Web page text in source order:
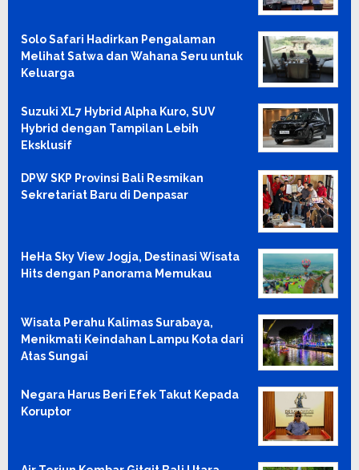
Solo Safari Hadirkan Pengalaman
Melihat Satwa dan Wahana Seru untuk
Keluarga
Suzuki XL7 Hybrid Alpha Kuro, SUV
Hybrid dengan Tampilan Lebih
Eksklusif
DPW SKP Provinsi Bali Resmikan
Sekretariat Baru di Denpasar
HeHa Sky View Jogja, Destinasi Wisata
Hits dengan Panorama Memukau
Wisata Perahu Kalimas Surabaya,
Menikmati Keindahan Lampu Kota dari
Atas Sungai
Negara Harus Beri Efek Takut Kepada
Koruptor